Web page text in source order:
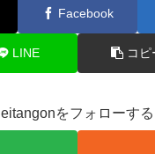
Facebook
LINE コピ
eitangonをフォローする